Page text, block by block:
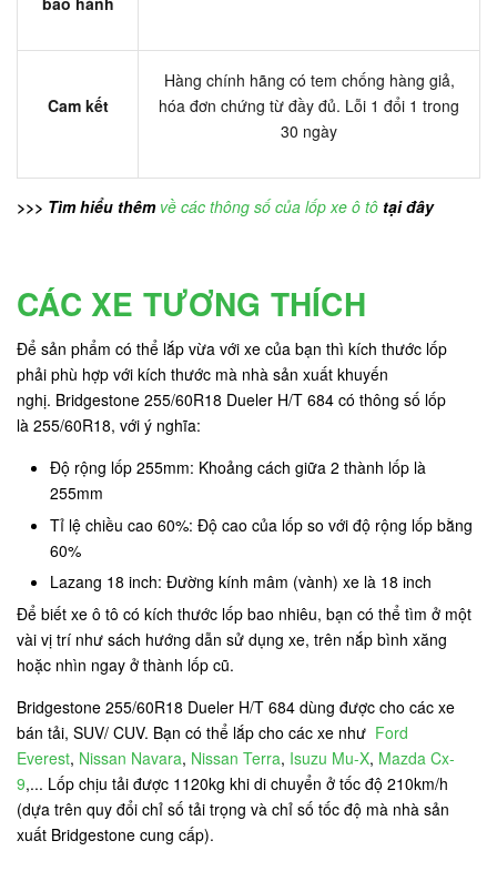
Cam kết
Hàng chính hãng có tem chống hàng giả,
hóa đơn chứng từ đầy đủ. Lỗi 1 đổi 1 trong
30 ngày
>>> Tìm hiểu thêm về các thông số của lốp xe ô tô tại đây
CÁC XE TƯƠNG THÍCH
Để sản phẩm có thể lắp vừa với xe của bạn thì kích thước lốp
phải phù hợp với kích thước mà nhà sản xuất khuyến
nghị. Bridgestone 255/60R18 Dueler H/T 684 có thông số lốp
là 255/60R18, với ý nghĩa:
Độ rộng lốp 255mm: Khoảng cách giữa 2 thành lốp là
255mm
Tỉ lệ chiều cao 60%: Độ cao của lốp so với độ rộng lốp bằng
60%
Lazang 18 inch: Đường kính mâm (vành) xe là 18 inch
Để biết xe ô tô có kích thước lốp bao nhiêu, bạn có thể tìm ở một
vài vị trí như sách hướng dẫn sử dụng xe, trên nắp bình xăng
hoặc nhìn ngay ở thành lốp cũ.
Bridgestone 255/60R18 Dueler H/T 684 dùng được cho các xe
bán tải, SUV/ CUV. Bạn có thể lắp cho các xe như Ford
Everest, Nissan Navara, Nissan Terra, Isuzu Mu-X, Mazda Cx-
9,... Lốp chịu tải được 1120kg khi di chuyển ở tốc độ 210km/h
(dựa trên quy đổi chỉ số tải trọng và chỉ số tốc độ mà nhà sản
xuất Bridgestone cung cấp).